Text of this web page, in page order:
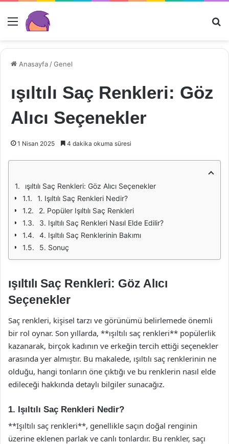
Menü
Anasayfa /Genel
ışıltılı Saç Renkleri: Göz
Alıcı Seçenekler
1 Nisan 2025 4 dakika okuma süresi
ışıltılı Saç Renkleri: Göz Alıcı Seçenekler
1. Işıltılı Saç Renkleri Nedir?
2. Popüler Işıltılı Saç Renkleri
3. Işıltılı Saç Renkleri Nasıl Elde Edilir?
4. Işıltılı Saç Renklerinin Bakımı
5. Sonuç
ışıltılı Saç Renkleri: Göz Alıcı
Seçenekler
Saç renkleri, kişisel tarzı ve görünümü belirlemede önemli
bir rol oynar. Son yıllarda, **ışıltılı saç renkleri** popülerlik
kazanarak, birçok kadının ve erkeğin tercih ettiği seçenekler
arasında yer almıştır. Bu makalede, ışıltılı saç renklerinin ne
olduğu, hangi tonların öne çıktığı ve bu renklerin nasıl elde
edileceği hakkında detaylı bilgiler sunacağız.
1. Işıltılı Saç Renkleri Nedir?
**Işıltılı saç renkleri**, genellikle saçın doğal renginin
üzerine eklenen parlak ve canlı tonlardır. Bu renkler, saçı